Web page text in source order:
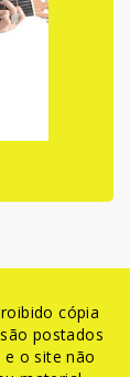
cópia
o site não